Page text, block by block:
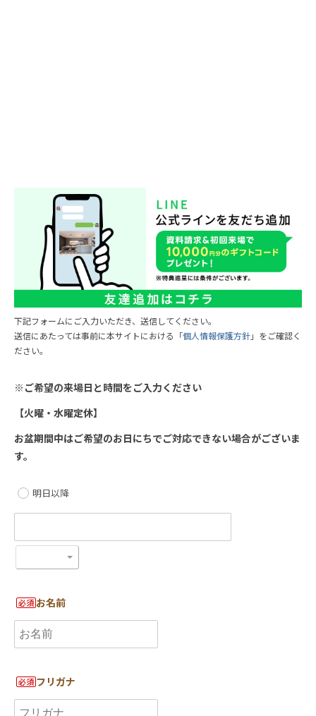
下記フォームにご入力いただき、送信してください。
送信にあたっては事前に本サイトにおける「個人情報保護方針」をご確認く
ださい。
※ご希望の来場日と時間をご入力ください
【火曜・水曜定休】
お盆期間中はご希望のお日にちでご対応できない場合がございま
す。
明日以降
必須 お名前
必須 フリガナ